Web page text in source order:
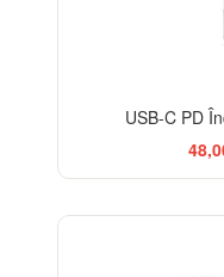
USB-C PD